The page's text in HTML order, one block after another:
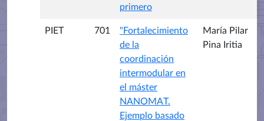
primero
PIET 701
"Fortalecimiento
de la
coordinación
intermodular en
el máster
NANOMAT.
Ejemplo basado
María Pilar
Pina Iritia